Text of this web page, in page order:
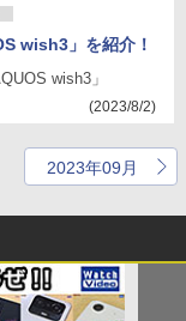
wish3」を紹介！
wish3」
(2023/8/2)
2023年09月